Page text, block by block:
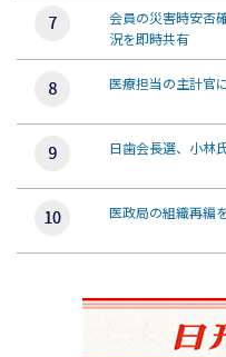
会員の災害時安
況を即時共有
医療担当の主計
日歯会長選、小
医政局の組織再